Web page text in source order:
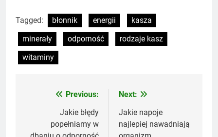
Tagged: błonnik energii
kasza
minerały
odporność
rodzaje kasz
witaminy
NawigacjaPrevious:
Jakie błędy
popełniamy w
Next:
Jakie napoje
najlepiej nawadniają